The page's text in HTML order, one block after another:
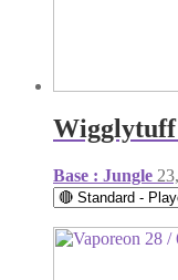
Wigglytuff
Base : Jungle